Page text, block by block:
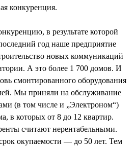
конкуренция.
в результате которой
год наше предприятие
новых коммуникаций
А это более 1 700 домов. И
смонтированного оборудования
Мы приняли на обслуживание
(в том числе и „Электроном“)
в которых от 8 до 12 квартир.
считают нерентабельными.
окупаемости — до 50 лет. Тем